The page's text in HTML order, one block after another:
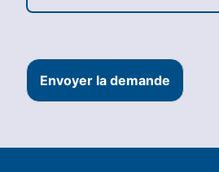
Envoyer la demande